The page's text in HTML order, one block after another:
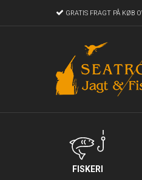
GRATIS FRAGT PÅ KØB
FISKERI